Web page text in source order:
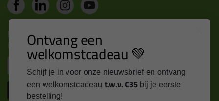
Nieuws, tips en exclusieve deals rechtstreeks in je
inbox
Inschrijven
Ontvang een
welkomstcadeau 💚
Schijf je in voor onze nieuwsbrief en ontvang
een welkomstcadeau t.w.v. €35 bij je eerste
bestelling!